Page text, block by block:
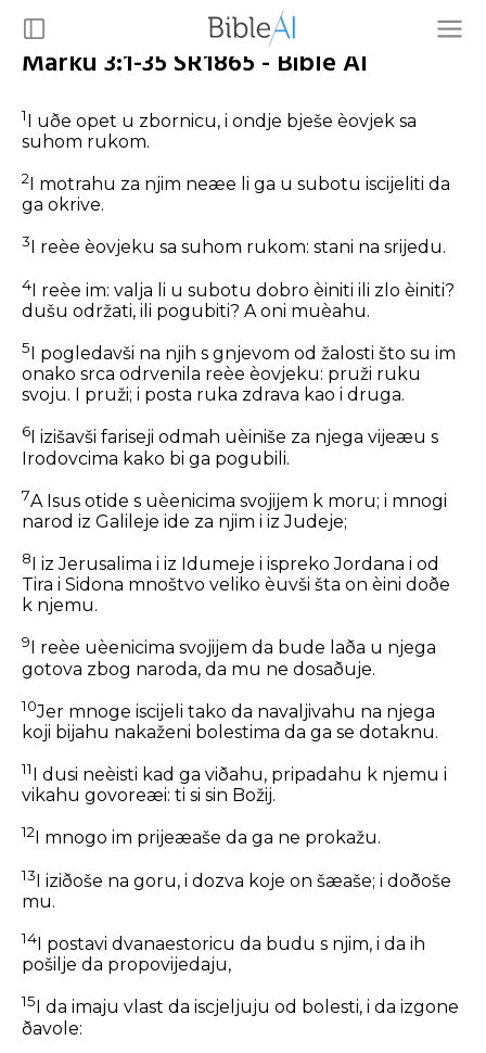
Marku 3:1-35 SR1865 - Bible AI
1I uðe opet u zbornicu, i ondje bješe èovjek sa
suhom rukom.
2
I motrahu za njim neæe li ga u subotu iscijeliti da
ga okrive.
3 I reèe èovjeku sa suhom rukom: stani na srijedu.
4I reèe im: valja li u subotu dobro èiniti ili zlo èiniti?
dušu održati, ili pogubiti? A oni muèahu.
5
I pogledavši na njih s gnjevom od žalosti što su im
onako srca odrvenila reèe èovjeku: pruži ruku
svoju. I pruži; i posta ruka zdrava kao i druga.
6 I izišavši fariseji odmah uèiniše za njega vijeæu s
Irodovcima kako bi ga pogubili.
7A Isus otide s uèenicima svojijem k moru; i mnogi
narod iz Galileje ide za njim i iz Judeje;
8
I iz Jerusalima i iz Idumeje i ispreko Jordana i od
Tira i Sidona mnoštvo veliko èuvši šta on èini doðe
k njemu.
9
I reèe uèenicima svojijem da bude laða u njega
gotova zbog naroda, da mu ne dosaðuje.
10Jer mnoge iscijeli tako da navaljivahu na njega
koji bijahu nakaženi bolestima da ga se dotaknu.
11
I dusi neèisti kad ga viðahu, pripadahu k njemu i
vikahu govoreæi: ti si sin Božij.
12 I mnogo im prijeæaše da ga ne prokažu.
13I iziðoše na goru, i dozva koje on šæaše; i doðoše
mu.
14 I postavi dvanaestoricu da budu s njim, i da ih
pošilje da propovijedaju,
15
I da imaju vlast da iscjeljuju od bolesti, i da izgone
ðavole: